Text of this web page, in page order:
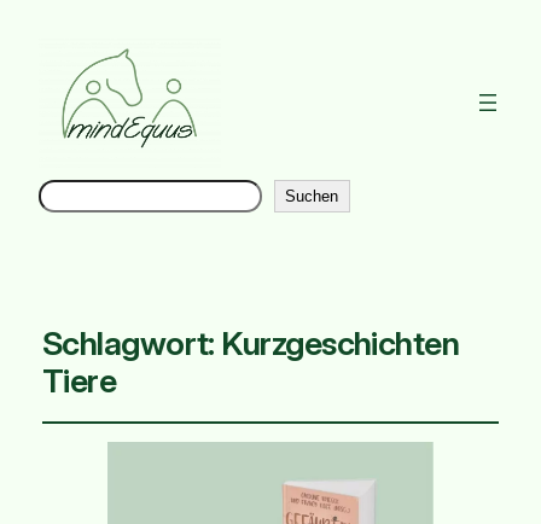
Suchen Suchen
Schlagwort: Kurzgeschichten
Tiere